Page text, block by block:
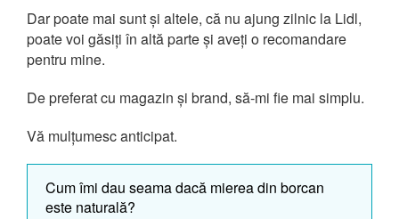
Dar poate mai sunt și altele, că nu ajung zilnic la Lidl,
poate voi găsiți în altă parte și aveți o recomandare
pentru mine.
De preferat cu magazin și brand, să-mi fie mai simplu.
Vă mulțumesc anticipat.
Cum îmi dau seama dacă mierea din borcan
este naturală?